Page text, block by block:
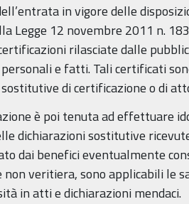
in vigore delle
Legge 12 novembre 2011 n.
rilasciate dalle
e fatti. Tali certificati
di certificazione o di
è poi tenuta ad effettuare
dichiarazioni sostitutive
dai benefici eventualmente
non veritiera, sono applicabili le
in atti e dichiarazioni mendaci.